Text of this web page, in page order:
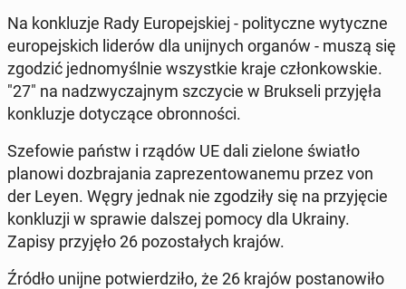
Na kon­klu­zje Rady Eu­ro­pej­skiej - po­li­tycz­ne wy­tycz­ne
eu­ro­pej­skich liderów dla unij­nych organów - muszą się
zgodzić jed­no­myśl­nie wszyst­kie kraje człon­kow­skie.
"27" na nad­zwy­czaj­nym szczy­cie w Bruk­se­li przy­ję­ła
kon­klu­zje do­ty­czą­ce obron­no­ści.
Sze­fo­wie państw i rządów UE dali zielone światło
planowi do­zbra­ja­nia za­pre­zen­to­wa­ne­mu przez von
der Leyen. Węgry jednak nie zgo­dzi­ły się na przy­ję­cie
kon­klu­zji w sprawie dalszej pomocy dla Ukrainy.
Zapisy przy­ję­ło 26 po­zo­sta­łych krajów.
Źródło unijne po­twier­dzi­ło, że 26 krajów po­sta­no­wi­ło